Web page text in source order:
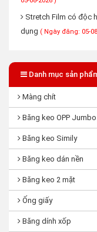
Stretch Film có độc
dụng ( Ngày đăng: 05-
Danh mục sản
Màng chít
Băng keo OPP Jumbo
Băng keo Simily
Băng keo dán nền
Băng keo 2 mặt
Ống giấy
Băng dính xốp